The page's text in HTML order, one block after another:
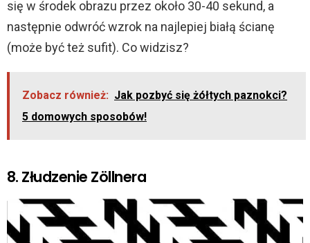
się w środek obrazu przez około 30-40 sekund, a
następnie odwróć wzrok na najlepiej białą ścianę
(może być też sufit). Co widzisz?
Zobacz również: Jak pozbyć się żółtych paznokci?
5 domowych sposobów!
8. Złudzenie Zöllnera